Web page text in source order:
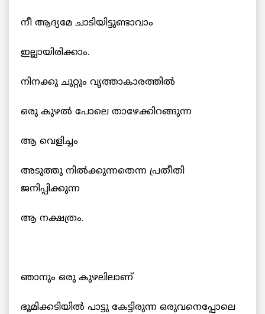
നീ ആദ്യമേ ചാടിയിട്ടുണ്ടാവാം
ഇല്ലായിരിക്കാം.
നിനക്കു ചുറ്റും വൃത്താകാരത്തില്‍
ഒരു കുഴല്‍ പോലെ താഴേക്കിറങ്ങുന്ന
ആ വെളിച്ചം
അടുത്തു നില്‍ക്കുന്നതെന്ന പ്രതീതി
ജനിപ്പിക്കുന്ന
ആ നക്ഷത്രം.
ഞാനും ഒരു കുഴലിലാണ്
ഭൂമിക്കടിയില്‍ പാട്ടു കേട്ടിരുന്ന ഒരുവനെപ്പോലെ